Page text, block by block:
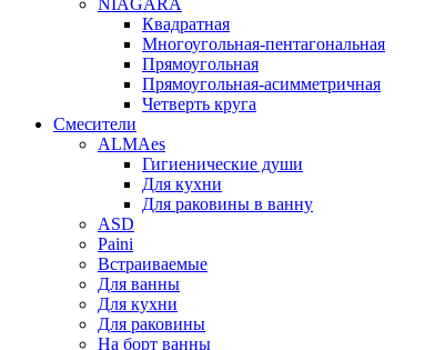
NIAGARA
Квадратная
Многоугольная-пентагональная
Прямоугольная
Прямоугольная-асимметричная
Четверть круга
Смесители
ALMAes
Гигиенические души
Для кухни
Для раковины в ванну
ASD
Paini
Встраиваемые
Для ванны
Для кухни
Для раковины
На борт ванны